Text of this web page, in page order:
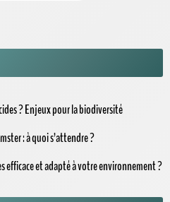
? Enjeux pour la biodiversité
: à quoi s’attendre ?
efficace et adapté à votre environnement ?